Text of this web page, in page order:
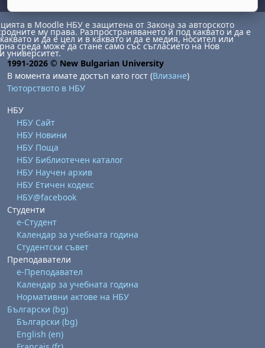
1 август
неделя, 2 август
6 август
август
8 август
неделя, 9 август
август
август
15 август
неделя, 16 август
август
август
22 август
неделя, 23 август
август
август
29 август
неделя, 30 август
в Moodle НБУ е защитена от Закона за авторското
му права. Разпространяването й под каквато и да е
и да е цел и в каквато и да е медия, носител или
среда може да стане само със съгласието на Нов
университет.
1991-2026 © New Bulgarian University
В момента имате достъп като гост (Влизане)
Тюторството в НБУ
НБУ
НБУ Сайт
НБУ Новини
НБУ Поща
НБУ Библиотечен каталог
НБУ Научен архив
НБУ Етичен кодекс
НБУ@facebook
Студенти
е-Студент
Календар за учебната година
Студентски съвет
Преподаватели
е-Преподавател
Календар за учебната година
Нормативни актове на НБУ
Български ‎(bg)‎
Български ‎(bg)‎
English ‎(en)‎